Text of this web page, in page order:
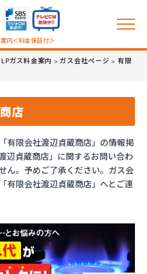
内＜料金保証付＞
ガス料金案内 >ガス会社ページ > 有限
店
有限会社渡辺貞蔵商店」の情報掲
辺貞蔵商店」に関するお問い合わ
ん。予めご了承ください。ガス会
有限会社渡辺貞蔵商店」へとご連